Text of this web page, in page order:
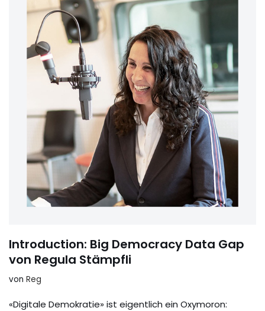
Introduction: Big Democracy Data Gap
von Regula Stämpfli
von Reg
«Digitale Demokratie» ist eigentlich ein Oxymoron: